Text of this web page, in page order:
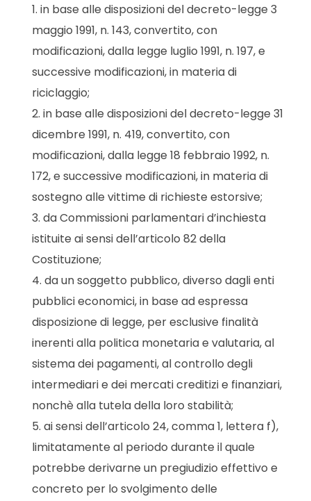
in base alle disposizioni del decreto-legge 3
maggio 1991, n. 143, convertito, con
modificazioni, dalla legge luglio 1991, n. 197, e
successive modificazioni, in materia di
riciclaggio;
in base alle disposizioni del decreto-legge 31
dicembre 1991, n. 419, convertito, con
modificazioni, dalla legge 18 febbraio 1992, n.
172, e successive modificazioni, in materia di
sostegno alle vittime di richieste estorsive;
da Commissioni parlamentari d’inchiesta
istituite ai sensi dell’articolo 82 della
Costituzione;
da un soggetto pubblico, diverso dagli enti
pubblici economici, in base ad espressa
disposizione di legge, per esclusive finalità
inerenti alla politica monetaria e valutaria, al
sistema dei pagamenti, al controllo degli
intermediari e dei mercati creditizi e finanziari,
nonchè alla tutela della loro stabilità;
ai sensi dell’articolo 24, comma 1, lettera f),
limitatamente al periodo durante il quale
potrebbe derivarne un pregiudizio effettivo e
concreto per lo svolgimento delle